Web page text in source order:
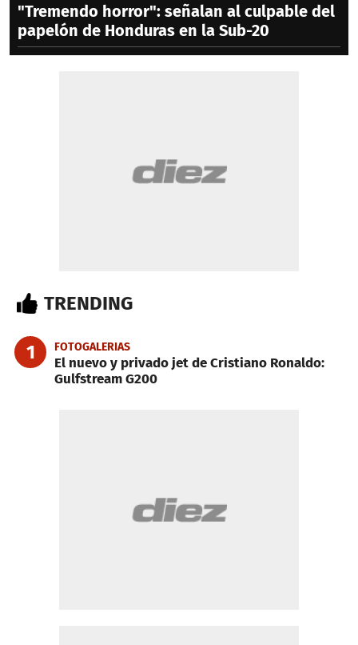
"Tremendo horror": señalan al culpable del
papelón de Honduras en la Sub-20
TRENDING
1 FOTOGALERIAS
El nuevo y privado jet de Cristiano Ronaldo:
Gulfstream G200